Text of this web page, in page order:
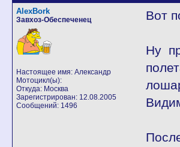
AlexBork
Завхоз-Обеспеченец
Настоящее имя: Александр
Мотоцикл(ы):
Откуда: Москва
Зарегистрирован: 12.08.2005
Сообщений: 1496
Вот
Ну